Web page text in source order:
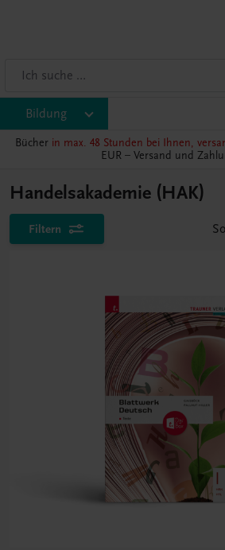
Bildung
Bücher in max. 48 Stunden bei Ihnen,
EUR – Versand und
Handelsakademie (HAK)
Filtern